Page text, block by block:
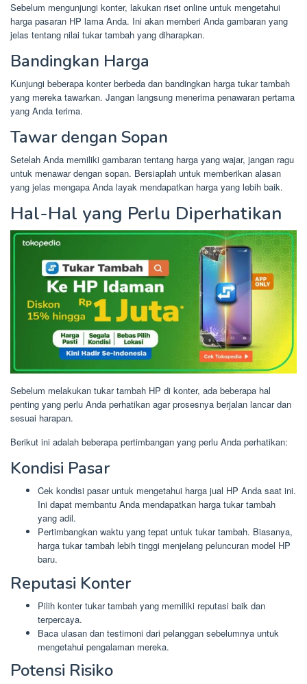
Sebelum mengunjungi konter, lakukan riset online untuk mengetahui
harga pasaran HP lama Anda. Ini akan memberi Anda gambaran yang
jelas tentang nilai tukar tambah yang diharapkan.
Bandingkan Harga
Kunjungi beberapa konter berbeda dan bandingkan harga tukar tambah
yang mereka tawarkan. Jangan langsung menerima penawaran pertama
yang Anda terima.
Tawar dengan Sopan
Setelah Anda memiliki gambaran tentang harga yang wajar, jangan ragu
untuk menawar dengan sopan. Bersiaplah untuk memberikan alasan
yang jelas mengapa Anda layak mendapatkan harga yang lebih baik.
Hal-Hal yang Perlu Diperhatikan
Sebelum melakukan tukar tambah HP di konter, ada beberapa hal
penting yang perlu Anda perhatikan agar prosesnya berjalan lancar dan
sesuai harapan.
Berikut ini adalah beberapa pertimbangan yang perlu Anda perhatikan:
Kondisi Pasar
Cek kondisi pasar untuk mengetahui harga jual HP Anda saat ini.
Ini dapat membantu Anda mendapatkan harga tukar tambah
yang adil.
Pertimbangkan waktu yang tepat untuk tukar tambah. Biasanya,
harga tukar tambah lebih tinggi menjelang peluncuran model HP
baru.
Reputasi Konter
Pilih konter tukar tambah yang memiliki reputasi baik dan
terpercaya.
Baca ulasan dan testimoni dari pelanggan sebelumnya untuk
mengetahui pengalaman mereka.
Potensi Risiko